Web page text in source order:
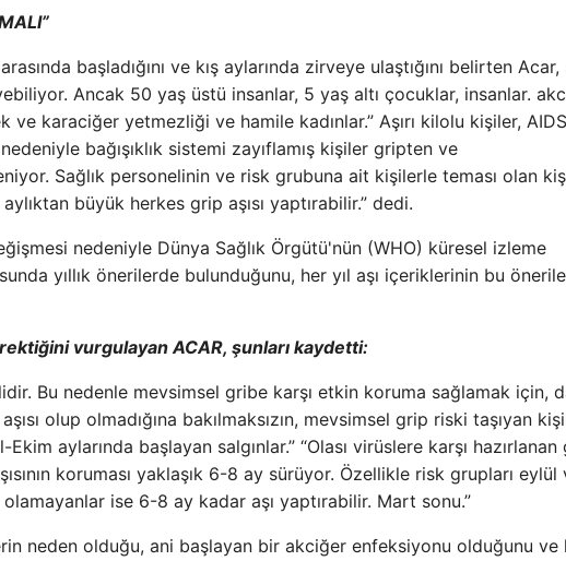
başladığını ve kış aylarında zirveye ulaştığını belirten
Ancak 50 yaş üstü insanlar, 5 yaş altı çocuklar, insanlar.
ve karaciğer yetmezliği ve hamile kadınlar.” Aşırı kilolu kişiler,
bağışıklık sistemi zayıflamış kişiler gripten ve
Sağlık personelinin ve risk grubuna ait kişilerle teması olan
büyük herkes grip aşısı yaptırabilir.” dedi.
nedeniyle Dünya Sağlık Örgütü'nün (WHO) küresel izleme
yıllık önerilerde bulunduğunu, her yıl aşı içeriklerinin bu
vurgulayan ACAR, şunları kaydetti:
Bu nedenle mevsimsel gribe karşı etkin koruma sağlamak için,
olup olmadığına bakılmaksızın, mevsimsel grip riski taşıyan
Ekim aylarında başlayan salgınlar.” “Olası virüslere karşı hazırlanan
koruması yaklaşık 6-8 ay sürüyor. Özellikle risk grupları eylül
olamayanlar ise 6-8 ay kadar aşı yaptırabilir. Mart sonu.”
neden olduğu, ani başlayan bir akciğer enfeksiyonu olduğunu ve